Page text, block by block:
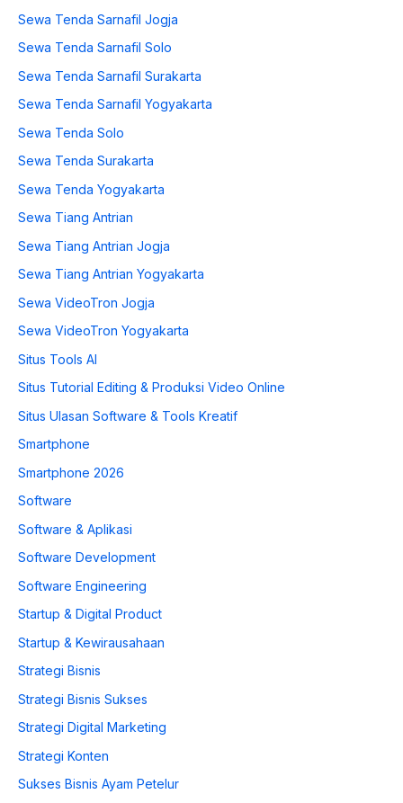
Sewa Tenda Sarnafil Jogja
Sewa Tenda Sarnafil Solo
Sewa Tenda Sarnafil Surakarta
Sewa Tenda Sarnafil Yogyakarta
Sewa Tenda Solo
Sewa Tenda Surakarta
Sewa Tenda Yogyakarta
Sewa Tiang Antrian
Sewa Tiang Antrian Jogja
Sewa Tiang Antrian Yogyakarta
Sewa VideoTron Jogja
Sewa VideoTron Yogyakarta
Situs Tools AI
Situs Tutorial Editing & Produksi Video Online
Situs Ulasan Software & Tools Kreatif
Smartphone
Smartphone 2026
Software
Software & Aplikasi
Software Development
Software Engineering
Startup & Digital Product
Startup & Kewirausahaan
Strategi Bisnis
Strategi Bisnis Sukses
Strategi Digital Marketing
Strategi Konten
Sukses Bisnis Ayam Petelur